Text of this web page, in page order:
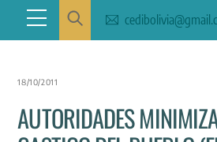
content
Menu
18/10/2011
AUTORIDADES